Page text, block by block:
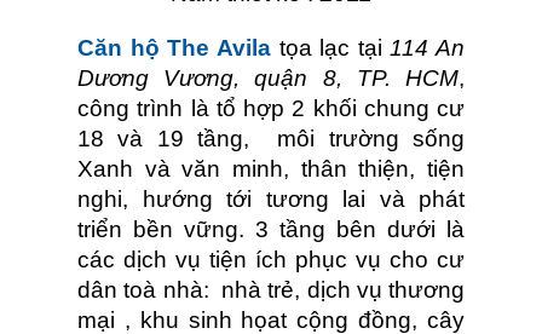
Căn hộ The Avilatọa lạc tại114 An
Dương Vương, quận 8, TP. HCM,
công trình là tổ hợp 2 khối chung cư
18 và 19 tầng, môi trường sống
Xanh và văn minh, thân thiện, tiện
nghi, hướng tới tương lai và phát
triển bền vững. 3 tầng bên dưới là
các dịch vụ tiện ích phục vụ cho cư
dân toà nhà: nhà trẻ, dịch vụ thương
mại , khu sinh họat cộng đồng, cây